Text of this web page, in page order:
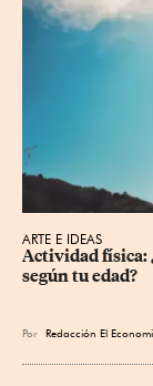
ARTE E IDEAS
Actividad física:
según tu edad?
Por Redacción El